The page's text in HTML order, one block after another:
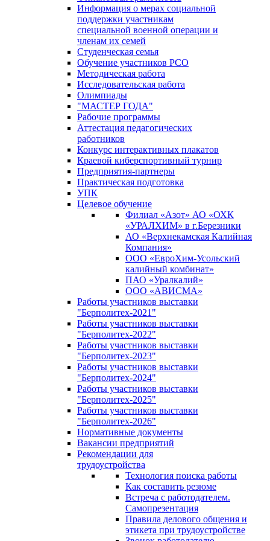
Информация о мерах социальной
поддержки участникам
специальной военной операции и
членам их семей
Студенческая семья
Обучение участников РСО
Методическая работа
Исследовательская работа
Олимпиады
"МАСТЕР ГОДА"
Рабочие программы
Аттестация педагогических
работников
Конкурс интерактивных плакатов
Краевой киберспортивный турнир
Предприятия-партнеры
Практическая подготовка
УПК
Целевое обучение
Филиал «Азот» АО «ОХК
«УРАЛХИМ» в г.Березники
АО «Верхнекамская Калийная
Компания»
ООО «ЕвроХим-Усольский
калийный комбинат»
ПАО «Уралкалий»
ООО «АВИСМА»
Работы участников выставки
"Берполитех-2021"
Работы участников выставки
"Берполитех-2022"
Работы участников выставки
"Берполитех-2023"
Работы участников выставки
"Берполитех-2024"
Работы участников выставки
"Берполитех-2025"
Работы участников выставки
"Берполитех-2026"
Нормативные документы
Вакансии предприятий
Рекомендации для
трудоустройства
Технология поиска работы
Как составить резюме
Встреча с работодателем.
Самопрезентация
Правила делового общения и
этикета при трудоустройстве